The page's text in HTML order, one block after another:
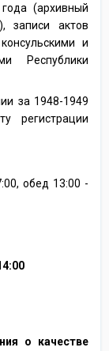
(архивный
записи актов
и
Республики
за 1948-1949
регистрации
обед 13:00 -
о качестве